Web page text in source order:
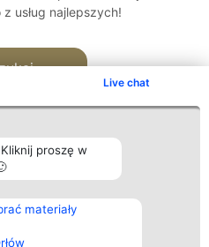
Live chat
proszę w
materiały
usług najlepszych!
Kontakt
Kontakt